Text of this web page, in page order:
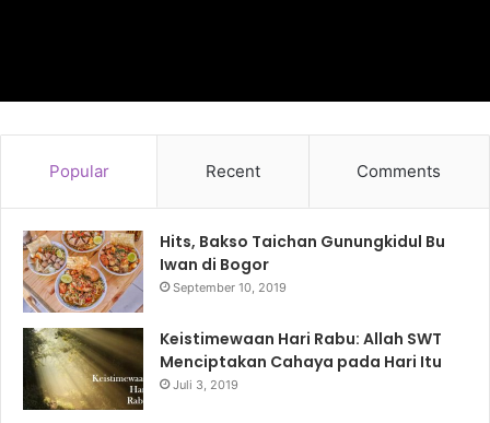
Popular Recent Comments
Hits, Bakso Taichan Gunungkidul Bu
Iwan di Bogor
September 10, 2019
Keistimewaan Hari Rabu: Allah SWT
Menciptakan Cahaya pada Hari Itu
Juli 3, 2019